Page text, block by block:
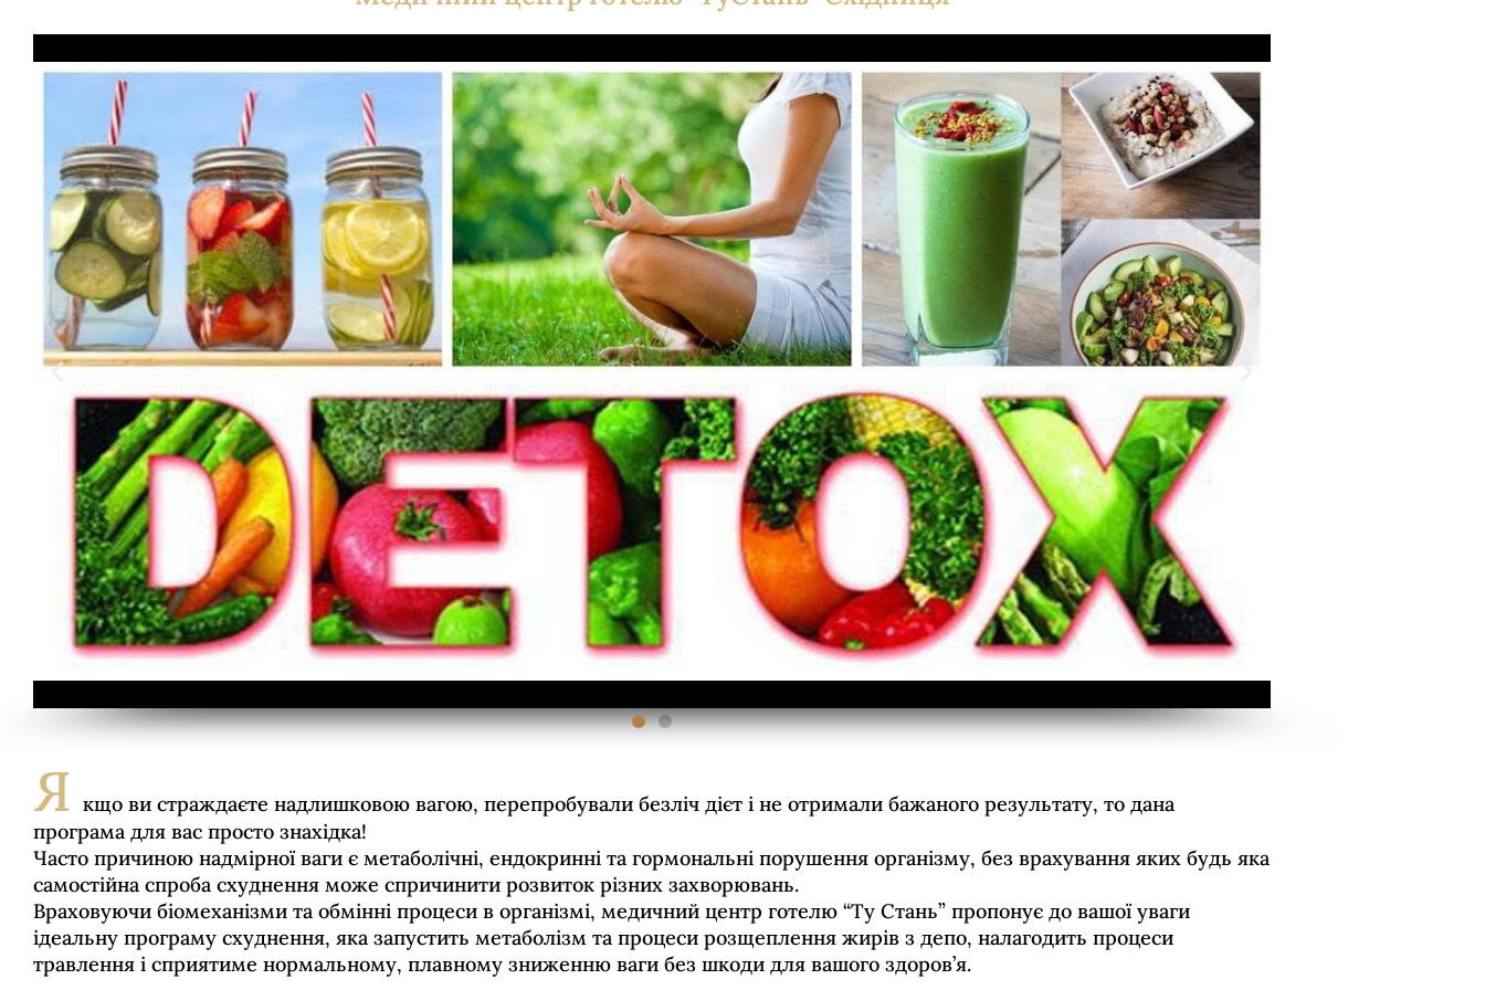
Я кщо ви страждаєте надлишковою вагою, перепробували безліч дієт і не отримали бажаного результату, то дана
програма для вас просто знахідка!
Часто причиною надмірної ваги є метаболічні, ендокринні та гормональні порушення організму, без врахування яких будь яка
самостійна спроба схуднення може спричинити розвиток різних захворювань.
Враховуючи біомеханізми та обмінні процеси в організмі, медичний центр готелю “Ту Стань” пропонує до вашої уваги
ідеальну програму схуднення, яка запустить метаболізм та процеси розщеплення жирів з депо, налагодить процеси
травлення і сприятиме нормальному, плавному зниженню ваги без шкоди для вашого здоров’я.